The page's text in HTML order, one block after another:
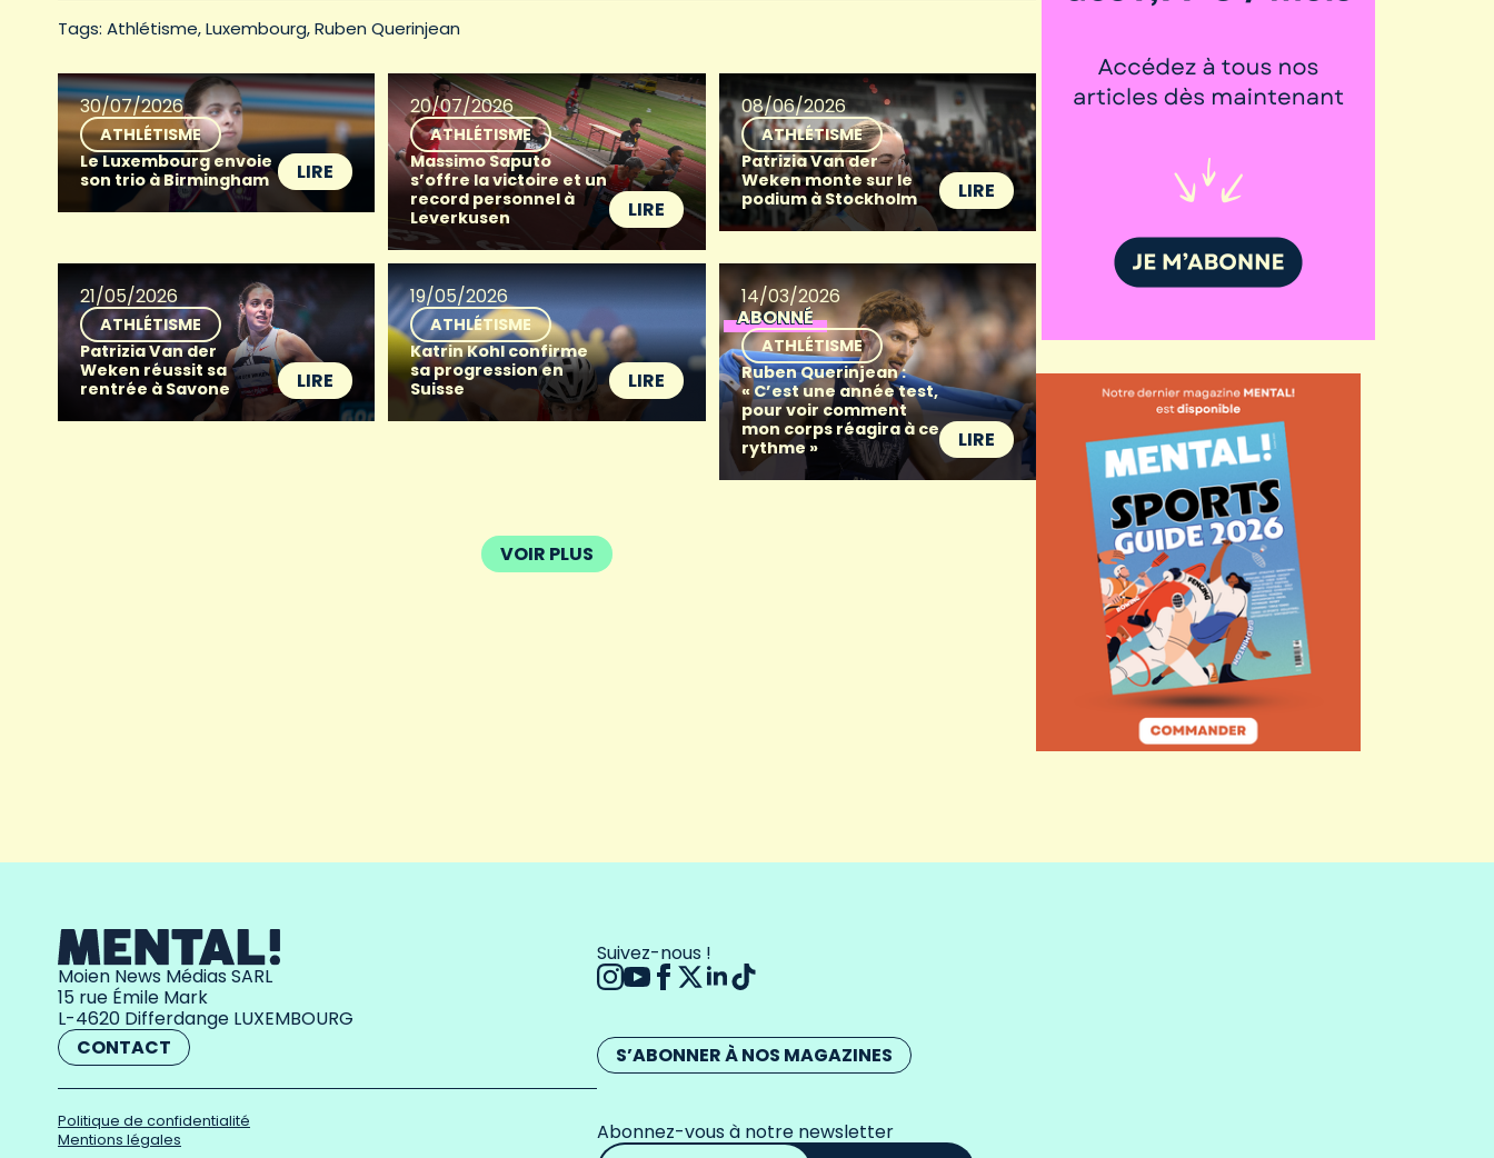
Tags: Athlétisme Luxembourg Ruben Querinjean
30/07/2026
ATHLÉTISME
Le Luxembourg envoie
son trio à Birmingham
LIRE
20/07/2026
ATHLÉTISME
Massimo Saputo
s’offre la victoire et un
record personnel à
Leverkusen
LIRE
08/06/2026
ATHLÉTISME
Patrizia Van der
Weken monte sur le
podium à Stockholm
LIRE
21/05/2026
ATHLÉTISME
Patrizia Van der
Weken réussit sa
rentrée à Savone
LIRE
19/05/2026
ATHLÉTISME
Katrin Kohl confirme
sa progression en
Suisse
LIRE
14/03/2026
ABONNÉ
ATHLÉTISME
Ruben Querinjean :
« C’est une année test,
pour voir comment
mon corps réagira à ce
rythme »
LIRE
VOIR PLUS
Moien News Médias SARL
15 rue Émile Mark
L-4620 Differdange LUXEMBOURG
CONTACT
Politique de confidentialité
Mentions légales
Suivez-nous !
S’ABONNER À NOS MAGAZINES
Abonnez-vous à notre newsletter
Adresse